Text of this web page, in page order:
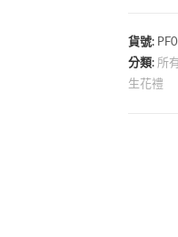
貨號:
分類: 所
生花禮